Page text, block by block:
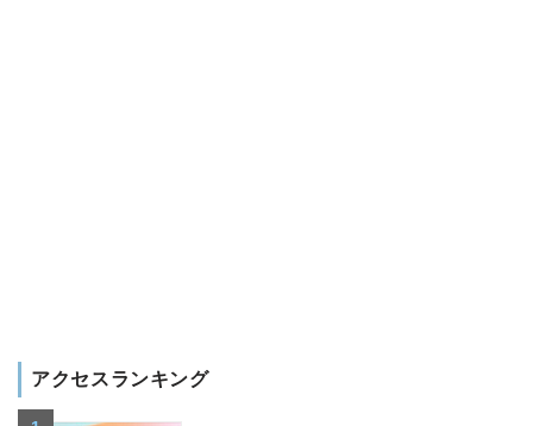
アクセスランキング